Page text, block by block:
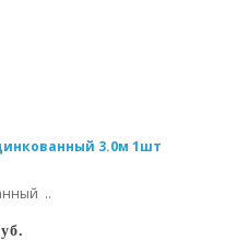
3.0м 1шт
..